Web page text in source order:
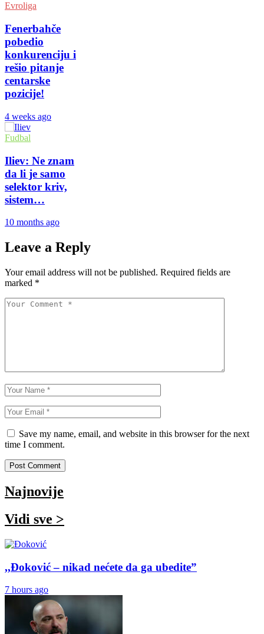
Evroliga
Fenerbahče
pobedio
konkurenciju i
rešio pitanje
centarske
pozicije!
4 weeks ago
Fudbal
Iliev: Ne znam
da li je samo
selektor kriv,
sistem…
10 months ago
Leave a Reply
Your email address will not be published. Required fields are
marked *
Save my name, email, and website in this browser for the next
time I comment.
Najnovije
Vidi sve >
,,Đoković – nikad nećete da ga ubedite”
7 hours ago